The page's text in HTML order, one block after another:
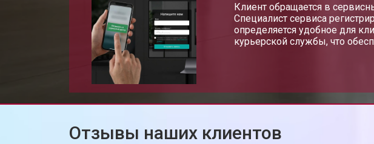
Клиент обращается в
Специалист сервиса
определяется удобное для
курьерской службы, что
Отзывы наших клиентов